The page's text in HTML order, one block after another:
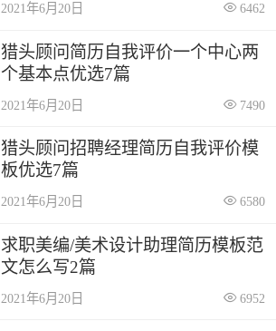
2021年6月20日 6462
猎头顾问简历自我评价一个中心两
个基本点优选7篇
2021年6月20日 7490
猎头顾问招聘经理简历自我评价模
板优选7篇
2021年6月20日 6580
求职美编/美术设计助理简历模板范
文怎么写2篇
2021年6月20日 6952